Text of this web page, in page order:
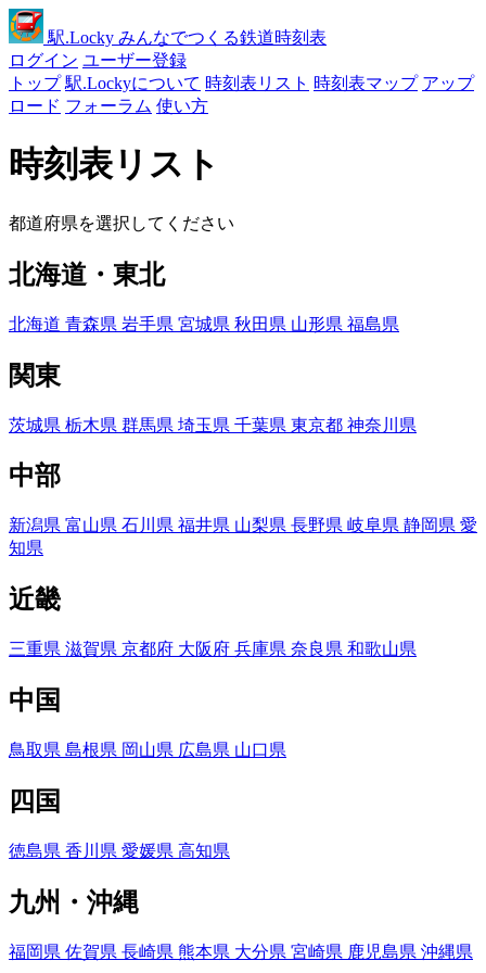
駅.Locky みんなでつくる鉄道時刻表
ログイン ユーザー登録
トップ 駅.Lockyについて 時刻表リスト 時刻表マップ アップ
ロード フォーラム 使い方
時刻表リスト
都道府県を選択してください
北海道・東北
北海道 青森県 岩手県 宮城県 秋田県 山形県 福島県
関東
茨城県 栃木県 群馬県 埼玉県 千葉県 東京都 神奈川県
中部
新潟県 富山県 石川県 福井県 山梨県 長野県 岐阜県 静岡県 愛
知県
近畿
三重県 滋賀県 京都府 大阪府 兵庫県 奈良県 和歌山県
中国
鳥取県 島根県 岡山県 広島県 山口県
四国
徳島県 香川県 愛媛県 高知県
九州・沖縄
福岡県 佐賀県 長崎県 熊本県 大分県 宮崎県 鹿児島県 沖縄県